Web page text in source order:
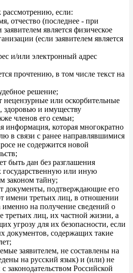
рассмотрению, если:
отчество (последнее - при
является физическое
(если заявителем является
и/или электронный адрес
прочтению, в том числе текст на
решение;
нецензурные или оскорбительные
здоровью и имуществу
членов его семьи;
информация, которая многократно
в связи с ранее направлявшимися
не содержится новой
быть дан без разглашения
государственную или иную
законом тайну;
документы, подтверждающие его
имени третьих лиц, в отношении
именно на получение сведений о
третьих лиц, их частной жизни, а
угрозу для их безопасности, если
документов, содержащих такие
заявителем, не составлены на
на русский язык) и (или) не
законодательством Российской